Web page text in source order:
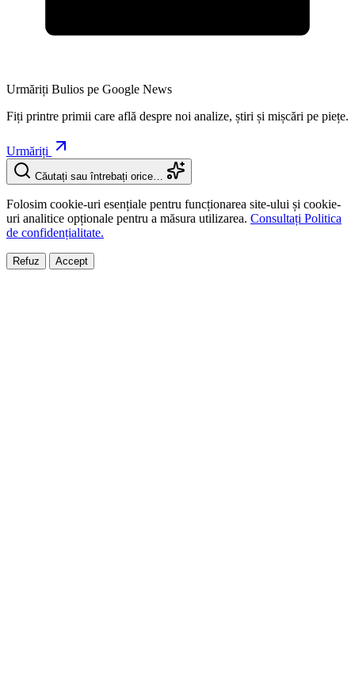
Urmăriți Bulios pe Google News
Fiți printre primii care află despre noi analize, știri și mișcări pe piețe.
Urmăriți
Căutați sau întrebați orice…
Folosim cookie-uri esențiale pentru funcționarea site-ului și cookie-
uri analitice opționale pentru a măsura utilizarea. Consultați Politica
de confidențialitate.
Refuz Accept